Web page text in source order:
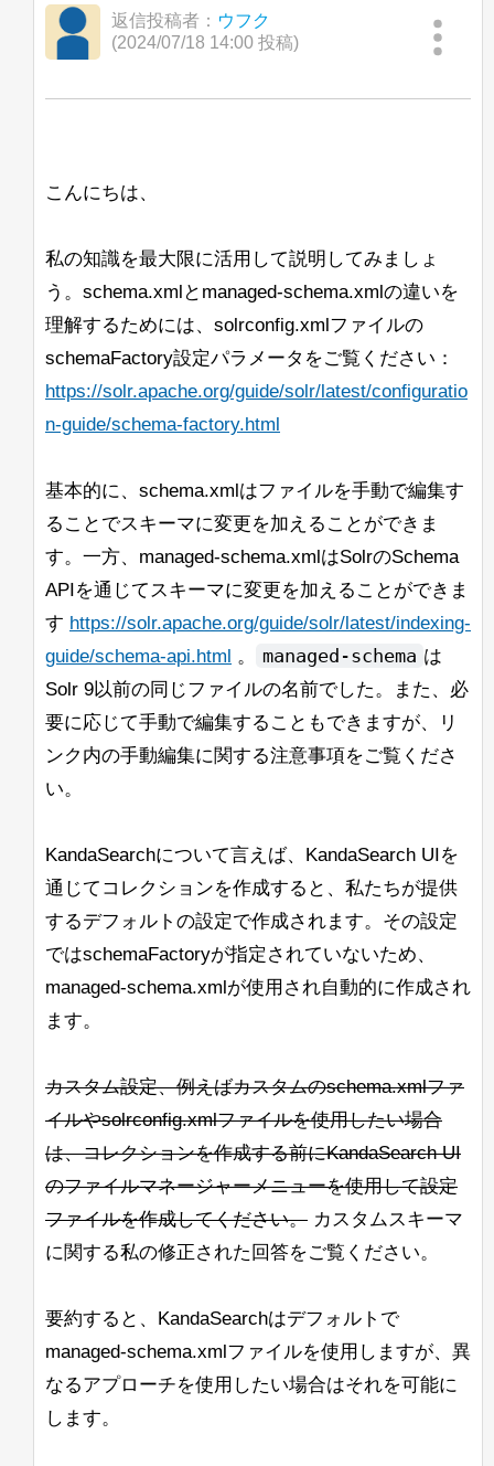
hossman@slate:~/lucene/solr j11
    "class": "solr.IntPointField",
  },
  "add-field": {
    "name": "ANNOUNCEMENT_ID",
    "type": "newInt",
    "multiValued": false
  }
}'
レスポンス：
{
"responseHeader":
{
"QTime": 577
}
}
データの追加：
  "ANNOUNCEMENT_ID": 1
}]'
'http://localhost:8983/solr/
"QTime": 111
}
データの取得：
hossman@slate:~/lucene/solr
レスポンス：
{
"response" : {
れることがあります。
そのような構造をサポートしない言語で
解析するのはいつも楽しいですね。
聞きします！
ドキュメント2の参照はKerberosプラグ
的に再起動するにはどうすれば良いでし
単一のノードを再起動した場合、
有効になり、他のノードでは有効になら
ないのではないでしょうか。
よろしくお願いします。
Uday Kumar
返信投稿者： ウフク
(2024/07/18 14:00 投稿)
こんにちは、
私の知識を最大限に活用して説明してみましょ
う。schema.xmlとmanaged-schema.xmlの違いを
理解するためには、solrconfig.xmlファイルの
schemaFactory設定パラメータをご覧ください：
https://solr.apache.org/guide/solr/latest/configuratio
n-guide/schema-factory.html
基本的に、schema.xmlはファイルを手動で編集す
ることでスキーマに変更を加えることができま
す。一方、managed-schema.xmlはSolrのSchema
APIを通じてスキーマに変更を加えることができま
す https://solr.apache.org/guide/solr/latest/indexing-
guide/schema-api.html 。 managed-schema は
Solr 9以前の同じファイルの名前でした。また、必
要に応じて手動で編集することもできますが、リ
ンク内の手動編集に関する注意事項をご覧くださ
い。
KandaSearchについて言えば、KandaSearch UIを
通じてコレクションを作成すると、私たちが提供
するデフォルトの設定で作成されます。その設定
ではschemaFactoryが指定されていないため、
managed-schema.xmlが使用され自動的に作成され
ます。
カスタム設定、例えばカスタムのschema.xmlファ
イルやsolrconfig.xmlファイルを使用したい場合
は、コレクションを作成する前にKandaSearch UI
のファイルマネージャーメニューを使用して設定
ファイルを作成してください。 カスタムスキーマ
に関する私の修正された回答をご覧ください。
要約すると、KandaSearchはデフォルトで
managed-schema.xmlファイルを使用しますが、異
なるアプローチを使用したい場合はそれを可能に
します。